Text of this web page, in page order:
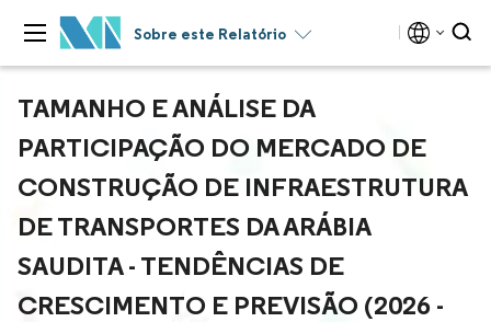
Sobre este Relatório
TAMANHO E ANÁLISE DA
PARTICIPAÇÃO DO MERCADO DE
CONSTRUÇÃO DE INFRAESTRUTURA
DE TRANSPORTES DA ARÁBIA
SAUDITA - TENDÊNCIAS DE
CRESCIMENTO E PREVISÃO (2026 -